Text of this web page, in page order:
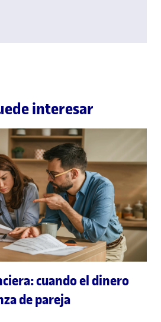
interesar
cuando el dinero
de pareja